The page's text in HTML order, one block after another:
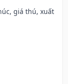
giá thú, xuất